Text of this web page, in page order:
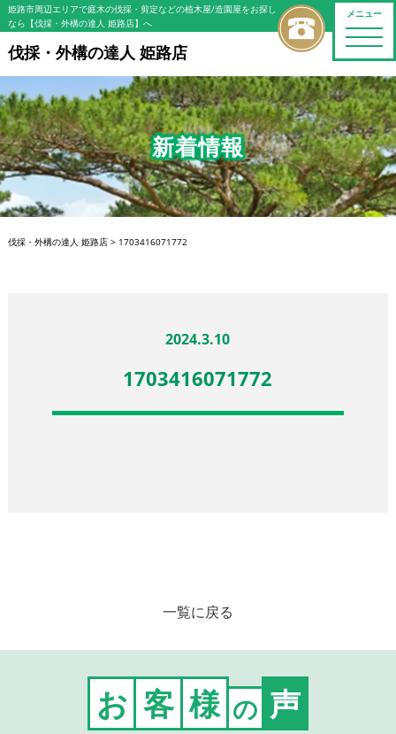
メニュー
toggle
姫路市周辺エリアで庭木の伐採・剪定などの植木屋/造園屋をお探し
なら【伐採・外構の達人 姫路店】へ
伐採・外構の達人 姫路店
新着情報
伐採・外構の達人 姫路店> 1703416071772
2024.3.10
1703416071772
一覧に戻る
お 客 様 の 声